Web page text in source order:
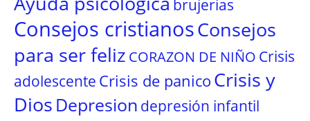
brujerias
Consejos cristianosConsejos
para ser feliz CORAZON DE NIÑO Crisis
adolescente Crisis de panicoCrisis y
Dios Depresion depresión infantil